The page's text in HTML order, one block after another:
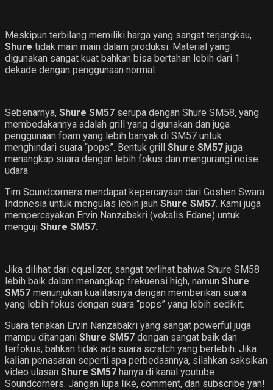
Meskipun terbilang memiliki harga yang sangat terjangkau,
Shure tidak main main dalam produksi. Material yang
digunakan sangat kuat bahkan bisa bertahan lebih dari 1
dekade dengan penggunaan normal.
Sebenarnya, Shure SM57 serupa dengan Shure SM58, yang
membedakannya adalah grill yang digunakan dan juga
penggunaan foam yang lebih banyak di SM57 untuk
menghindari suara “pops”. Bentuk grill Shure SM57 juga
menangkap suara dengan lebih fokus dan mengurangi noise
udara.
Tim Soundcorners mendapat kepercayaan dari Goshen Swara
Indonesia untuk mengulas lebih jauh Shure SM57. Kami juga
mempercayakan Ervin Nanzabakri (vokalis Edane) untuk
menguji Shure SM57.
Jika dilihat dari equalizer, sangat terlihat bahwa Shure SM58
lebih baik dalam menangkap frekuensi high, namun Shure
SM57 menunjukan kualitasnya dengan memberikan suara
yang lebih fokus dengan suara “pops” yang lebih sedikit.
Suara teriakan Ervin Nanzabakri yang sangat powerful juga
mampu ditangani Shure SM57 dengan sangat baik dan
terfokus, bahkan tidak ada suara scratch yang berlebih. Jika
kalian penasaran seperti apa perbedaannya, silahkan saksikan
video ulasan Shure SM57 hanya di kanal youtube
Soundcorners. Jangan lupa like, comment, dan subscribe yah!